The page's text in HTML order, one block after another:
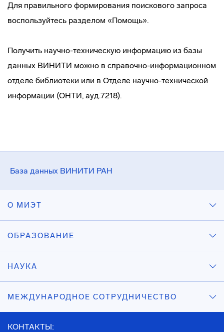
База данных ВИНИТИ РАН
Для правильного формирования поискового запроса
воспользуйтесь разделом «Помощь».
Получить научно-техническую информацию из базы
данных ВИНИТИ можно в справочно-информационном
отделе библиотеки или в Отделе научно-технической
информации (ОНТИ, ауд.7218).
О МИЭТ
ОБРАЗОВАНИЕ
НАУКА
МЕЖДУНАРОДНОЕ СОТРУДНИЧЕСТВО
КОНТАКТЫ: